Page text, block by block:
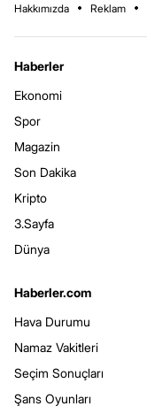
Hakkımızda Reklam
Haberler
Ekonomi
Spor
Magazin
Son Dakika
Kripto
3.Sayfa
Dünya
Haberler.com
Hava Durumu
Namaz Vakitleri
Seçim Sonuçları
Şans Oyunları